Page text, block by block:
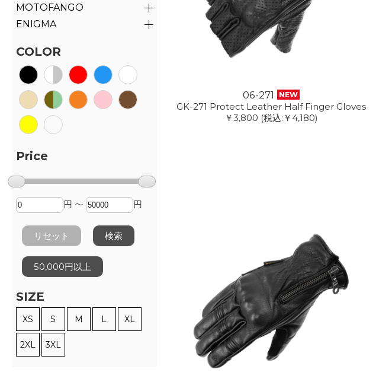
MOTOFANGO
ENIGMA
COLOR
Price
円 ～ 円
リセット 検索
50,000円以上
SIZE
XS S M L XL
2XL 3XL
06-271 NEW
GK-271 Protect Leather Half Finger Gloves
￥3,800 (税込:￥4,180)